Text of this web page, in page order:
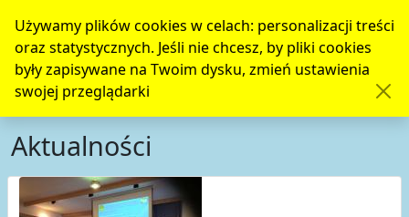
Używamy plików cookies w celach: personalizacji treści
oraz statystycznych. Jeśli nie chcesz, by pliki cookies
były zapisywane na Twoim dysku, zmień ustawienia
swojej przeglądarki
Aktualności